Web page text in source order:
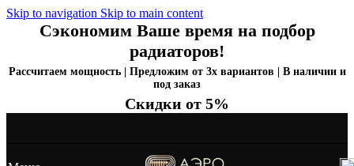
Skip to navigation Skip to main content
Сэкономим Ваше время на подбор
радиаторов!
Рассчитаем мощность | Предложим от 3х вариантов | В наличии и
под заказ
Скидки от 5%